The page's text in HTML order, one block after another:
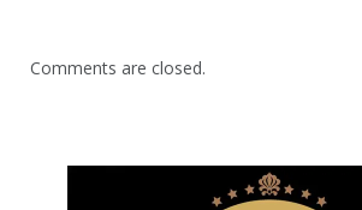
Comments are closed.